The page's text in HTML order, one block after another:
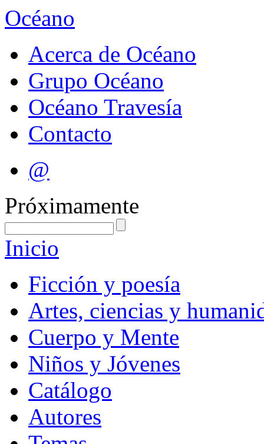
Océano
Acerca de Océano
Grupo Océano
Océano Travesía
Contacto
@
Próximamente
Inicio
Ficción y poesía
Artes, ciencias y
Cuerpo y Mente
Niños y Jóvenes
Catálogo
Autores